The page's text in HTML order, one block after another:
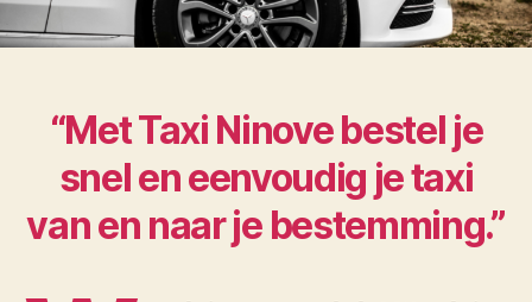
“Met Taxi Ninove bestel je
snel en eenvoudig je taxi
van en naar je bestemming.”